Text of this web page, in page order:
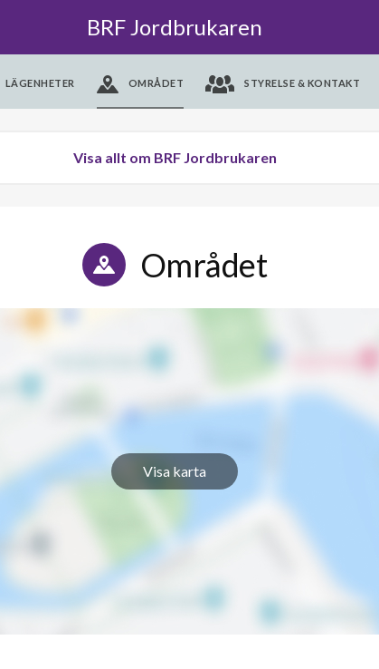
BRF Jordbrukaren
LÄGENHETER OMRÅDET STYRELSE & KONTAKT
Visa allt om BRF Jordbrukaren
Området
Visa karta